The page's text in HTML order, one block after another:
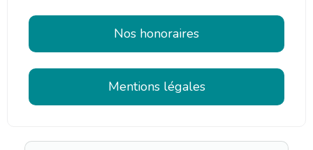
Nos honoraires
Mentions légales